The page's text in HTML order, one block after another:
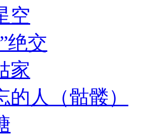
空
绝交
家
的人（骷髅）